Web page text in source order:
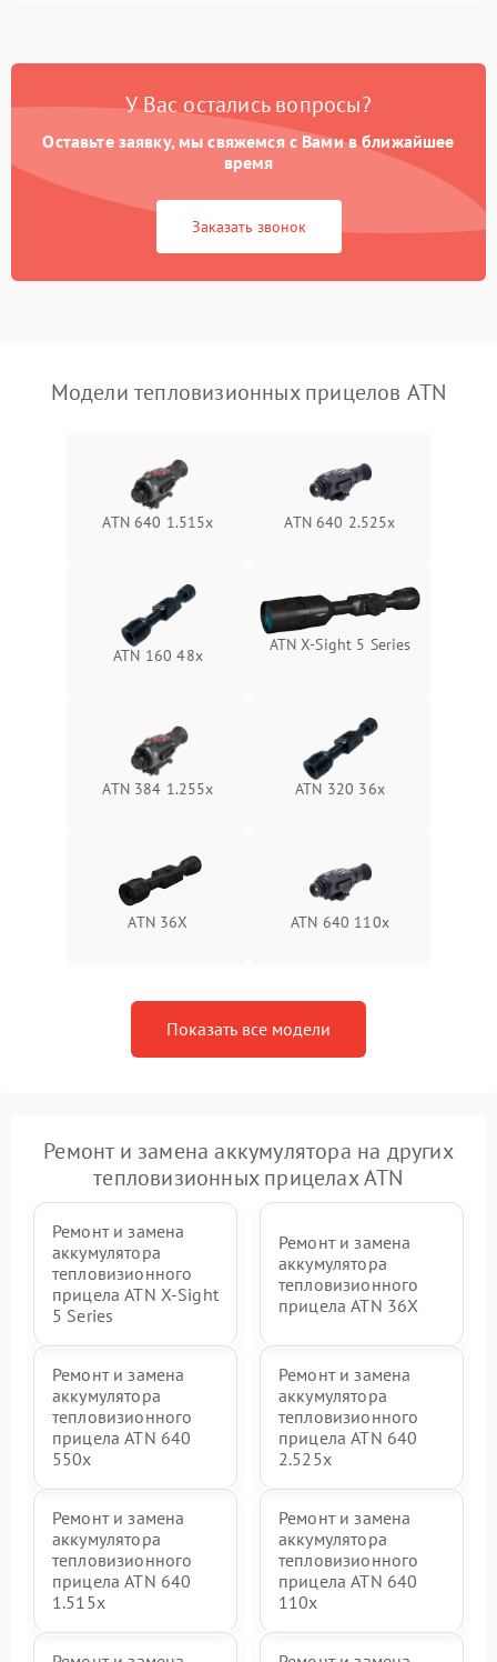
Неисправность системы
Поломка системы GPS 2000 ₽ Подробнее →
Повреждение системы
защиты от перегрузок
1500 ₽
автоматического
1500 ₽ Подробнее →
Неисправность системы
защиты от
1500 ₽ Подробнее →
Неисправность системы
защиты от замыкания
1500 ₽ Подробнее →
Поломка системы защиты
от перенапряжения
Подробнее →
У Вас остались вопросы?
Оставьте заявку, мы свяжемся с Вами в ближайшее
время
Заказать звонок
Модели тепловизионных прицелов ATN
ATN 640 1.515x ATN 640 2.525x
ATN 160 48x
ATN X‑Sight 5 Series
ATN 384 1.255х ATN 320 36x
ATN 36X ATN 640 110x
Показать все модели
Ремонт и замена аккумулятора на других
тепловизионных прицелах ATN
Ремонт и замена
аккумулятора
тепловизионного
прицела ATN X‑Sight
5 Series
Ремонт и замена
аккумулятора
тепловизионного
прицела ATN 36X
Ремонт и замена
аккумулятора
тепловизионного
прицела ATN 640
550x
Ремонт и замена
аккумулятора
тепловизионного
прицела ATN 640
2.525x
Ремонт и замена
аккумулятора
тепловизионного
прицела ATN 640
1.515x
Ремонт и замена
аккумулятора
тепловизионного
прицела ATN 640
110x